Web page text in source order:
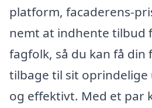
platform, facaderens-
nemt at indhente tilbud
fagfolk, så du kan få din
tilbage til sit
og effektivt. Med et par